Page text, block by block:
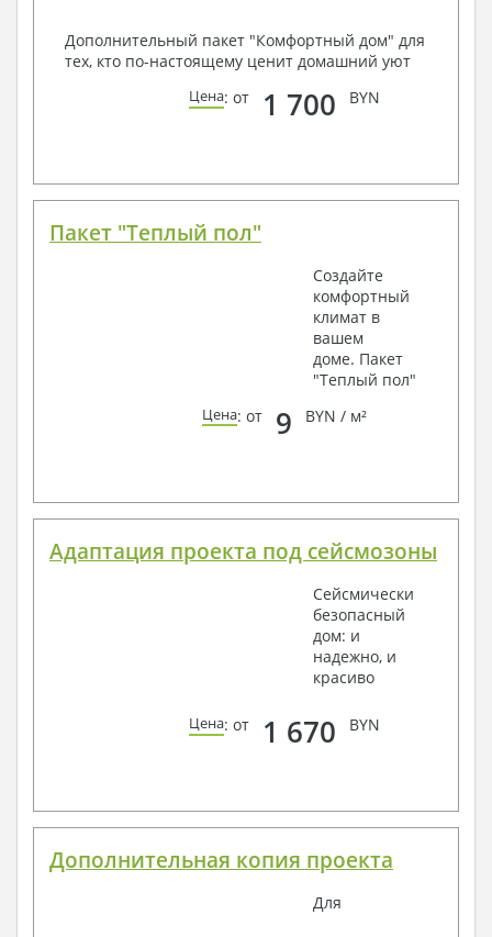
Дополнительный пакет "Комфортный дом" для
тех, кто по-настоящему ценит домашний уют
Цена: от 1 700 BYN
Пакет "Теплый пол"
Создайте
комфортный
климат в
вашем
доме. Пакет
"Теплый пол"
Цена: от 9 BYN / м²
Адаптация проекта под сейсмозоны
Сейсмически
безопасный
дом: и
надежно, и
красиво
Цена: от 1 670 BYN
Дополнительная копия проекта
Для